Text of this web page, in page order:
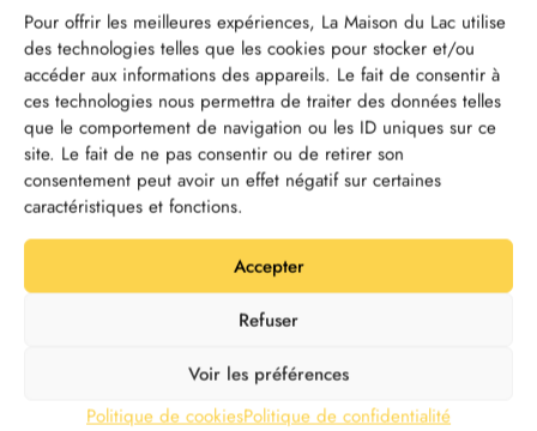
Pour offrir les meilleures expériences, La Maison du Lac utilise
des technologies telles que les cookies pour stocker et/ou
accéder aux informations des appareils. Le fait de consentir à
ces technologies nous permettra de traiter des données telles
que le comportement de navigation ou les ID uniques sur ce
site. Le fait de ne pas consentir ou de retirer son
consentement peut avoir un effet négatif sur certaines
caractéristiques et fonctions.
Accepter
Refuser
Voir les préférences
Politique de cookiesPolitique de confidentialité
Marion Jacques
CHARGÉE DE
COMMUNICATION
Articles sur le site internet,
publications sur les réseaux
sociaux… Marion n’a qu’une
ambition : faire connaître La
Maison du Lac de Grand-Lieu
au plus grand nombre !
Morgane Montoux
MÉDIATRICE
ENVIRONNEMENT